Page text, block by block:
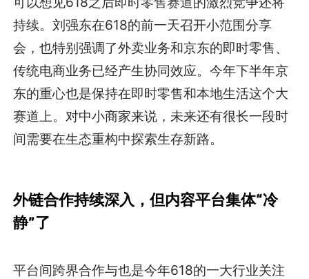
持续。刘强东在618的前一天召开小范围分享
会，也特别强调了外卖业务和京东的即时零售、
传统电商业务已经产生协同效应。今年下半年京
东的重心也是保持在即时零售和本地生活这个大
赛道上。对中小商家来说，未来还有很长一段时
间需要在生态重构中探索生存新路。
外链合作持续深入，但内容平台集体“冷
静”了
平台间跨界合作与也是今年618的一大行业关注